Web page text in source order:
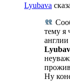
Lyubava
тему я
Ну